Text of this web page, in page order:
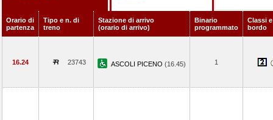
Orario di
partenza
Tipo e n. di
treno
Stazione di arrivo
(orario di arrivo)
Binario
programmato
Classi
bordo
16.24 23743 ASCOLI PICENO (16.45) 1